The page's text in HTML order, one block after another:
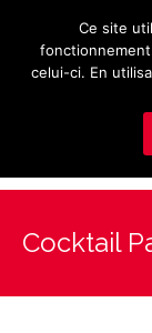
Cocktail
Ce site
fonctionnement
celui-ci. En